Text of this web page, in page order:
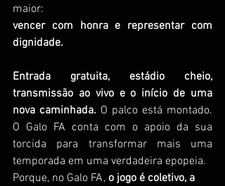
maior:
vencer com honra e representar com
dignidade.
Entrada gratuita, estádio cheio,
transmissão ao vivo e o início de uma
nova caminhada. O palco está montado.
O Galo FA conta com o apoio da sua
torcida para transformar mais uma
temporada em uma verdadeira epopeia.
Porque, no Galo FA, o jogo é coletivo, a